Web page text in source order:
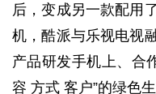
后，变成另一款配用
机，酷派与乐视电视
产品研发手机上、合
容 方式 客户”的绿色